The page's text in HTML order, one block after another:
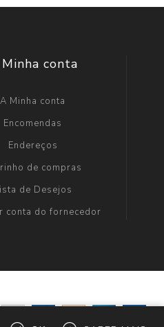
conta
A Minha conta
Encomendas
Endereços
de compras
de Desejos
conta do fornecedor